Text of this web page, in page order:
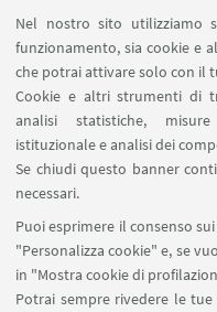
Nel nostro sito utilizziamo
funzionamento, sia cookie e
che potrai attivare solo con il
Cookie e altri strumenti di
analisi statistiche,
istituzionale e analisi dei
Se chiudi questo banner
necessari.
Puoi esprimere il consenso
"Personalizza cookie" e, se
in "Mostra cookie di
Potrai sempre rivedere le
SEGUI IL